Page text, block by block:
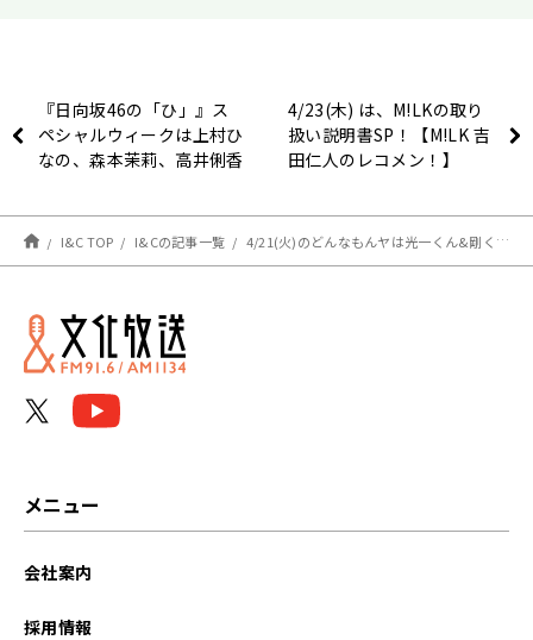
『日向坂46の「ひ」』ス
ペシャルウィークは上村ひ
なの、森本茉莉、高井俐香
祭」の裏話＆新コーナース
タート
4/23(木) は、M!LKの取り
扱い説明書SP！【M!LK 吉
田仁人のレコメン！】
I&C TOP I&Cの記事一覧 4/21(火)のどんなもんヤは光一くん&剛くん、2人でお届けします🎶
メニュー
会社案内
採用情報